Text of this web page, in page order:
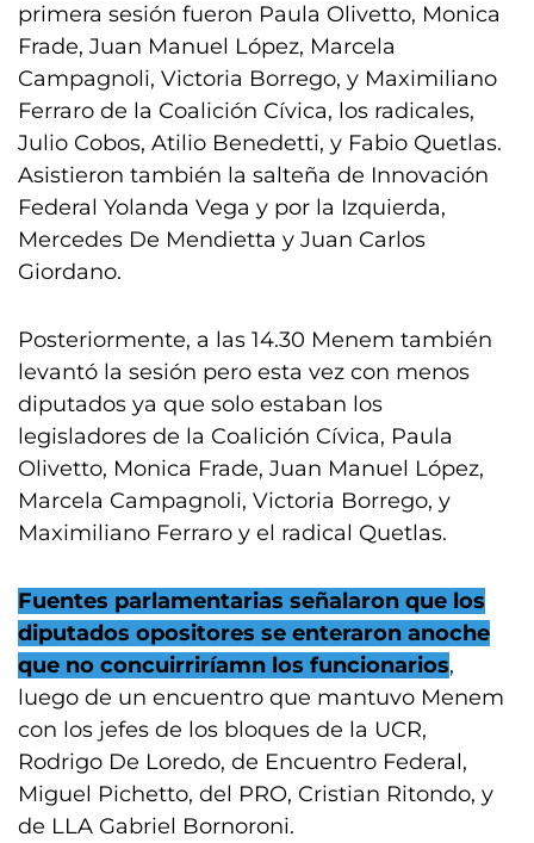
primera sesión fueron Paula Olivetto, Monica
Frade, Juan Manuel López, Marcela
Campagnoli, Victoria Borrego, y Maximiliano
Ferraro de la Coalición Cívica, los radicales,
Julio Cobos, Atilio Benedetti, y Fabio Quetlas.
Asistieron también la salteña de Innovación
Federal Yolanda Vega y por la Izquierda,
Mercedes De Mendietta y Juan Carlos
Giordano.
Posteriormente, a las 14.30 Menem también
levantó la sesión pero esta vez con menos
diputados ya que solo estaban los
legisladores de la Coalición Cívica, Paula
Olivetto, Monica Frade, Juan Manuel López,
Marcela Campagnoli, Victoria Borrego, y
Maximiliano Ferraro y el radical Quetlas.
Fuentes parlamentarias señalaron que los
diputados opositores se enteraron anoche
que no concuirriríamn los funcionarios,
luego de un encuentro que mantuvo Menem
con los jefes de los bloques de la UCR,
Rodrigo De Loredo, de Encuentro Federal,
Miguel Pichetto, del PRO, Cristian Ritondo, y
de LLA Gabriel Bornoroni.